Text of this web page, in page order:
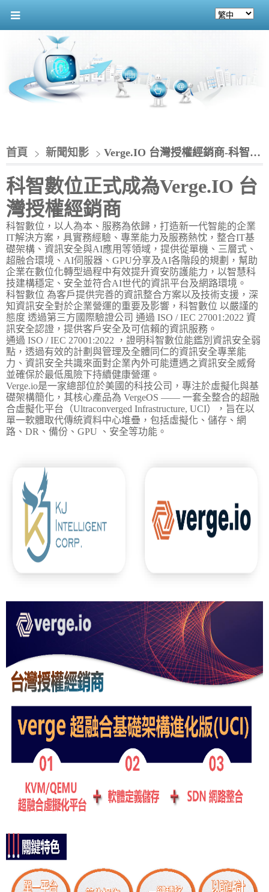
首頁 新聞知影 Verge.IO 台灣授權經銷商-科智數位股份有限公司
科智數位正式成為Verge.IO 台
灣授權經銷商
科智數位，以人為本、服務為依歸，打造新一代智能的企業
IT解決方案，具實務經驗、專業能力及服務熱忱，整合IT基
礎架構、資訊安全與AI應用等領域，提供從單機、三層式、
超融合環境、AI伺服器、GPU分享及AI各階段的規劃，幫助
企業在數位化轉型過程中有效提升資安防護能力，以智慧科
技建構穩定、安全並符合AI世代的資訊平台及網路環境。
科智數位 為客戶提供完善的資訊整合方案以及技術支援，深
知資訊安全對於企業營運的重要及影響，科智數位 以嚴謹的
態度 透過第三方國際驗證公司 通過 ISO / IEC 27001:2022 資
訊安全認證，提供客戶安全及可信賴的資訊服務。
通過 ISO / IEC 27001:2022 ，證明科智數位能鑑別資訊安全弱
點，透過有效的計劃與管理及全體同仁的資訊安全專業能
力、資訊安全共識來面對企業內外可能遭遇之資訊安全威脅
並確保於最低風險下持續健康營運。
Verge.io是一家總部位於美國的科技公司，專注於虛擬化與基
礎架構簡化，其核心產品為 VergeOS —— 一套全整合的超融
合虛擬化平台（Ultraconverged Infrastructure, UCI），旨在以
單一軟體取代傳統資料中心堆疊，包括虛擬化、儲存、網
路、DR、備份、GPU 、安全等功能。